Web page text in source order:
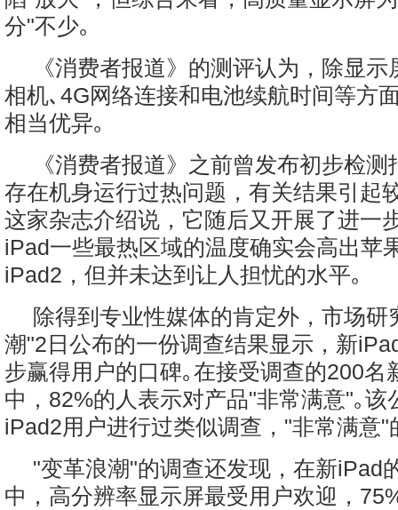
分"不少｡
《消费者报道》的测评认为，除显
相机､4G网络连接和电池续航时间等方
相当优异｡
《消费者报道》之前曾发布初步检
存在机身运行过热问题，有关结果引起
这家杂志介绍说，它随后又开展了进一
iPad一些最热区域的温度确实会高出苹
iPad2，但并未达到让人担忧的水平｡
除得到专业性媒体的肯定外，市场研
潮"2日公布的一份调查结果显示，新
步赢得用户的口碑｡在接受调查的200名
中，82%的人表示对产品"非常满意"｡该
iPad2用户进行过类似调查，"非常满意"
"变革浪潮"的调查还发现，在新iPad
中，高分辨率显示屏最受用户欢迎，